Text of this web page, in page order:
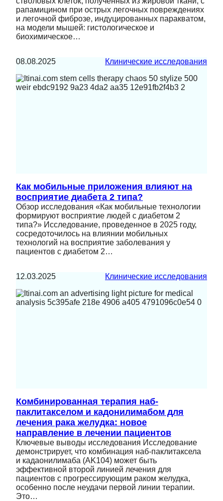
рапамицином при острых легочных повреждениях
и легочной фиброзе, индуцированных паракватом,
на модели мышей: гистологическое и
биохимическое…
08.08.2025 Клинические исследования
Как мобильные приложения влияют на
восприятие диабета 2 типа?
Обзор исследования «Как мобильные технологии
формируют восприятие людей с диабетом 2
типа?» Исследование, проведенное в 2025 году,
сосредоточилось на влиянии мобильных
технологий на восприятие заболевания у
пациентов с диабетом 2…
12.03.2025 Клинические исследования
Комбинированная терапия наб-
паклитакселом и кадонилимабом для
лечения рака желудка: новое
направление в лечении пациентов
Ключевые выводы исследования Исследование
демонстрирует, что комбинация наб-паклитаксела
и кадаонилимаба (AK104) может быть
эффективной второй линией лечения для
пациентов с прогрессирующим раком желудка,
особенно после неудачи первой линии терапии.
Это…